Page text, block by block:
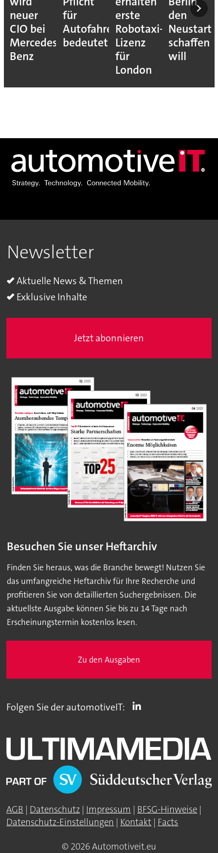
neuer
CIO bei
Mercedes-
Benz
für
Autofahrer
bedeutet
erste
Robotaxi-
Lizenz
für
London
den
Neustart
schaffen
will
Newsletter
Aktuelle News & Themen
Exklusive Inhalte
Jetzt abonnieren
Besuchen Sie unser Heftarchiv
Finden Sie heraus, was die Branche bewegt! Nutzen Sie
das umfangreiche Heftarchiv für Ihre Recherche und
profitieren Sie von detaillierten Suchergebnissen. Die
aktuellste Ausgabe können Sie bis zu 14 Tage nach
Erscheinungstermin kostenlos lesen.
Zu den Ausgaben
Folgen Sie der automotiveIT:
AGB | Datenschutz | Impressum | BFSG-Hinweise |
Datenschutz-Einstellungen | Kontakt | Facts
© 2026 Automotiveit.eu